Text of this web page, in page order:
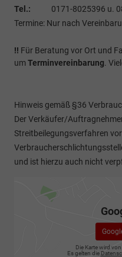
Tel.:
0171-8025396 u.
Termine: Nur nach
!! Für Beratung vor Ort und
umTerminvereinbarung.
Hinweis gemäß §36
Der Verkäufer/
Streitbeilegungsverfahren
und ist hierzu auch nicht
Die Karte wird
Es gelten die